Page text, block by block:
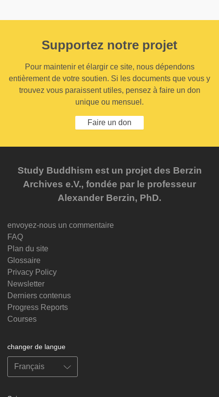
Supportez notre projet
Pour maintenir et élargir ce site, nous dépendons
entièrement de votre soutien. Si les documents que vous y
trouvez vous paraissent utiles, pensez à faire un don
unique ou mensuel.
Faire un don
Study Buddhism est un projet des Berzin
Archives e.V., fondée par le professeur
Alexander Berzin, PhD.
envoyez-nous un commentaire
FAQ
Plan du site
Glossaire
Privacy Policy
Newsletter
Derniers contenus
Progress Reports
Courses
changer de langue